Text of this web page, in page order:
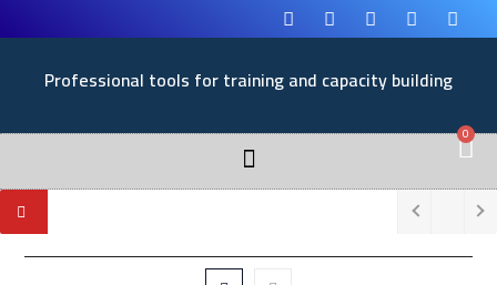
Professional tools for training and capacity building
0